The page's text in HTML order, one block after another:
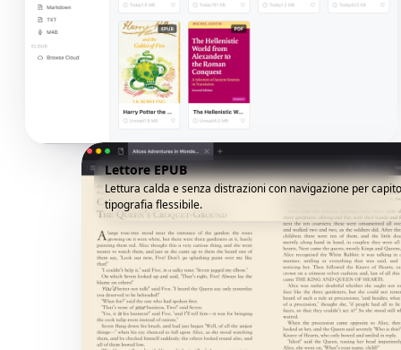
Lettore EPUB
Lettura calda e senza distrazioni con navigazione per
tipografia flessibile.